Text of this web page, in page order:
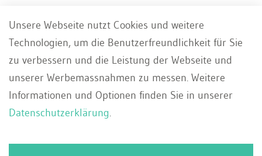
Angebote
Services
Impressum AGB Datenschutz DE
Unsere Webseite nutzt Cookies und weitere
Technologien, um die Benutzerfreundlichkeit für Sie
zu verbessern und die Leistung der Webseite und
unserer Werbemassnahmen zu messen. Weitere
Informationen und Optionen finden Sie in unserer
Datenschutzerklärung.